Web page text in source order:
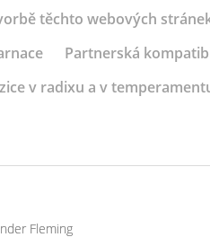
těchto webových
Partnerská
v radixu a v
Fleming